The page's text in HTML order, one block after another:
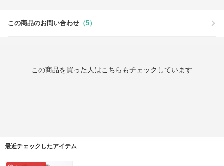
この商品のお問い合わせ （5）
この商品を買った人はこちらもチェックしています
最近チェックしたアイテム